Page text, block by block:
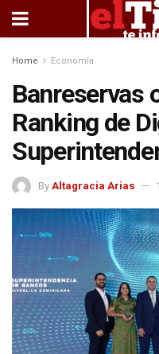
Home Economía
Banreservas
Ranking de
By Altagracia Arias